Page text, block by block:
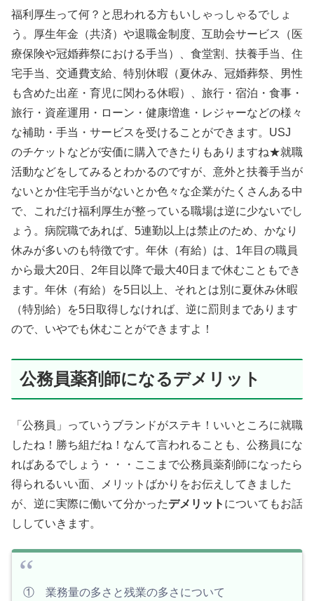
福利厚生って何？と思われる方もいしゃっしゃるでしょ
う。厚生年金（共済）や退職金制度、互助会サービス（医
療保険や冠婚葬祭における手当）、食堂割、扶養手当、住
宅手当、交通費支給、特別休暇（夏休み、冠婚葬祭、男性
も含めた出産・育児に関わる休暇）、旅行・宿泊・食事・
旅行・資産運用・ローン・健康増進・レジャーなどの様々
な補助・手当・サービスを受けることができます。USJ
のチケットなどが安価に購入できたりもありますね★就職
活動などをしてみるとわかるのですが、意外と扶養手当が
ないとか住宅手当がないとか色々な企業がたくさんある中
で、これだけ福利厚生が整っている職場は逆に少ないでし
ょう。病院職であれば、5連勤以上は禁止のため、かなり
休みが多いのも特徴です。年休（有給）は、1年目の職員
から最大20日、2年目以降で最大40日まで休むこともでき
ます。年休（有給）を5日以上、それとは別に夏休み休暇
（特別給）を5日取得しなければ、逆に罰則まであります
ので、いやでも休むことができますよ！
公務員薬剤師になるデメリット
「公務員」っていうブランドがステキ！いいところに就職
したね！勝ち組だね！なんて言われることも、公務員にな
ればあるでしょう・・・ここまで公務員薬剤師になったら
得られるいい面、メリットばかりをお伝えしてきました
が、逆に実際に働いて分かったデメリット についてもお話
ししていきます。
① 業務量の多さと残業の多さについて